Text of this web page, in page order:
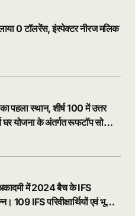
0 टॉलरेंस, इंस्पेक्टर नीरज मलिक
स्थान, शीर्ष 100 में उत्तर
योजना के अंतर्गत रूफटॉप सोलर
सरकार ने हासिल की बड़ी
अकादमी में 2024 बैच के IFS
109 IFS परिवीक्षार्थियों एवं भूटान